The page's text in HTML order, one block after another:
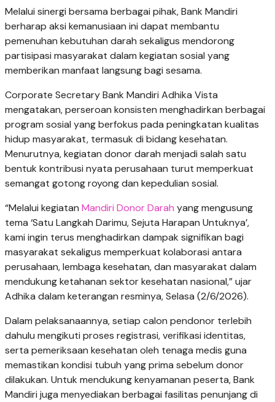
Melalui sinergi bersama berbagai pihak, Bank Mandiri
berharap aksi kemanusiaan ini dapat membantu
pemenuhan kebutuhan darah sekaligus mendorong
partisipasi masyarakat dalam kegiatan sosial yang
memberikan manfaat langsung bagi sesama.
Corporate Secretary Bank Mandiri Adhika Vista
mengatakan, perseroan konsisten menghadirkan berbagai
program sosial yang berfokus pada peningkatan kualitas
hidup masyarakat, termasuk di bidang kesehatan.
Menurutnya, kegiatan donor darah menjadi salah satu
bentuk kontribusi nyata perusahaan turut memperkuat
semangat gotong royong dan kepedulian sosial.
“Melalui kegiatan Mandiri Donor Darah yang mengusung
tema ‘Satu Langkah Darimu, Sejuta Harapan Untuknya’,
kami ingin terus menghadirkan dampak signifikan bagi
masyarakat sekaligus memperkuat kolaborasi antara
perusahaan, lembaga kesehatan, dan masyarakat dalam
mendukung ketahanan sektor kesehatan nasional,” ujar
Adhika dalam keterangan resminya, Selasa (2/6/2026).
Dalam pelaksanaannya, setiap calon pendonor terlebih
dahulu mengikuti proses registrasi, verifikasi identitas,
serta pemeriksaan kesehatan oleh tenaga medis guna
memastikan kondisi tubuh yang prima sebelum donor
dilakukan. Untuk mendukung kenyamanan peserta, Bank
Mandiri juga menyediakan berbagai fasilitas penunjang di